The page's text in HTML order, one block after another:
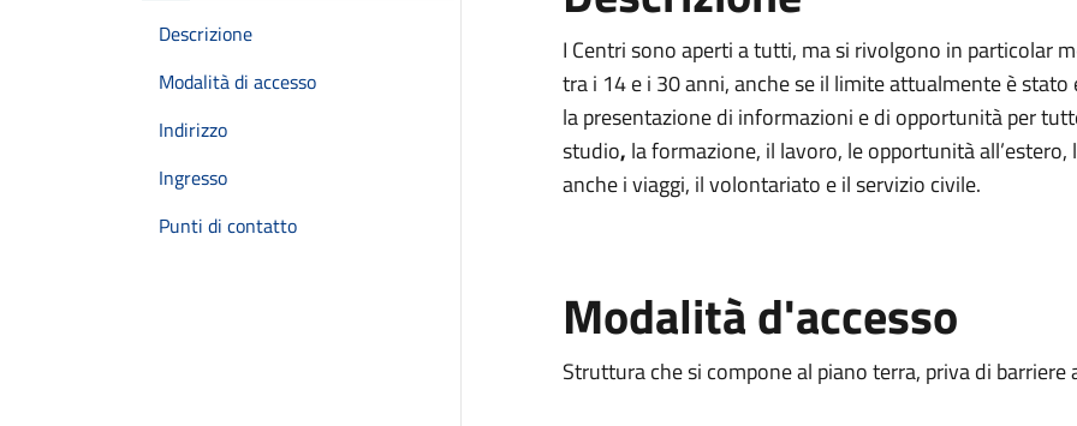
Descrizione
Modalità di accesso
Indirizzo
Ingresso
Punti di contatto
I Centri sono aperti a tutti, ma si rivolgono in particolar
tra i 14 e i 30 anni, anche se il limite attualmente è
la presentazione di informazioni e di opportunità per
studio, la formazione, il lavoro, le opportunità
anche i viaggi, il volontariato e il servizio civile.
Modalità d'accesso
Struttura che si compone al piano terra, priva di